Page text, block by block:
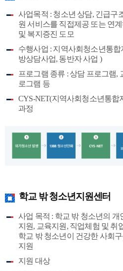
사업목적 : 청소년 상담, 긴급구
원 서비스를 직접제공 또는 연
및 복지증진 도모
수행사업 : 지역사회청소년통합
방상담사업, 동반자 사업 )
프로그램 종류 : 상담 프로그램,
로그램 등
CYS-NET(지역사회청소년통합
과정
학교 밖 청소년지원센터
사업 목적 : 학교 밖 청소년의
지원, 교육지원, 직업체험 및 취
학교 밖 청소년이 건강한 사회
지원
지원 대상